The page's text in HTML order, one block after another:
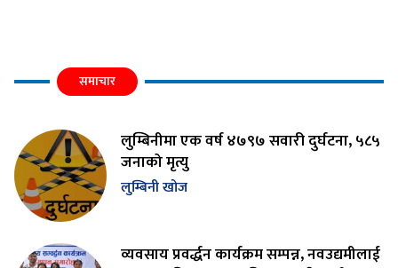
समाचार
लुम्बिनीमा एक वर्ष ४७९७ सवारी दुर्घटना, ५८५
जनाको मृत्यु
लुम्बिनी खोज
व्यवसाय प्रवर्द्धन कार्यक्रम सम्पन्न, नवउद्यमीलाई